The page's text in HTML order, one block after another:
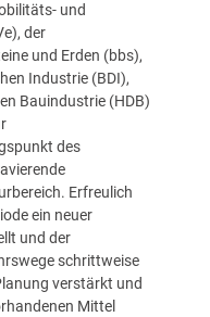
und
der
und Erden (bbs),
Industrie (BDI),
Bauindustrie (HDB)
des
Erfreulich
ein neuer
und der
schrittweise
verstärkt und
Mittel